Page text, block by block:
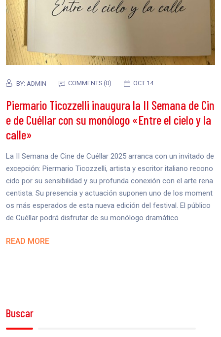
BY: ADMIN COMMENTS (0) OCT 14
Piermario Ticozzelli inaugura la II Semana de Cin
e de Cuéllar con su monólogo «Entre el cielo y la
calle»
La II Semana de Cine de Cuéllar 2025 arranca con un invitado de
excepción: Piermario Ticozzelli, artista y escritor italiano recono
cido por su sensibilidad y su profunda conexión con el arte rena
centista. Su presencia y actuación suponen uno de los moment
os más esperados de esta nueva edición del festival. El público
de Cuéllar podrá disfrutar de su monólogo dramático
READ MORE
Buscar